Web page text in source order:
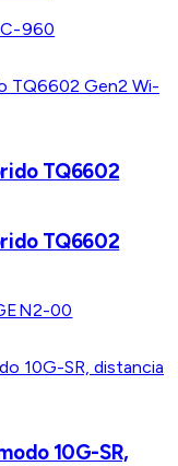
960
TQ6602
TQ6602
00
10G-SR,